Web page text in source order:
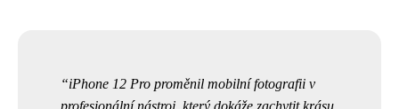
iPhone 12 Pro proměnil mobilní fotografii v